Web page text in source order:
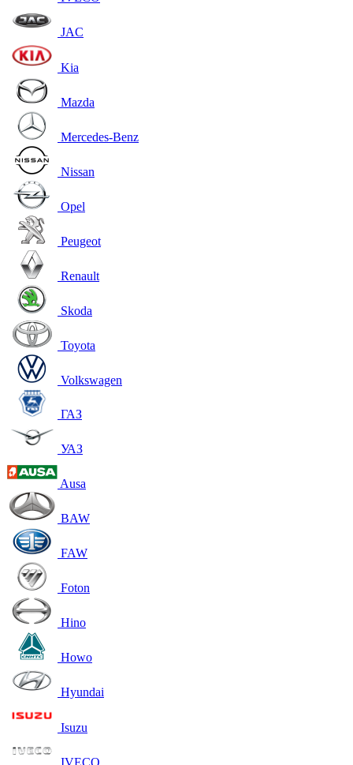
JAC
Kia
Mazda
Mercedes-Benz
Nissan
Opel
Peugeot
Renault
Skoda
Toyota
Volkswagen
ГАЗ
УАЗ
Ausa
BAW
FAW
Foton
Hino
Howo
Hyundai
Isuzu
IVECO